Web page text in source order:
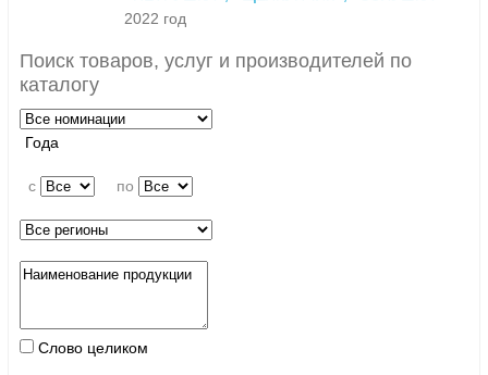
2022 год
Поиск товаров, услуг и производителей по
каталогу
Года
c по
Слово целиком